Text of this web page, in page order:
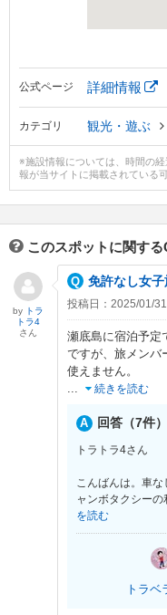
公式ページ 詳細情報
カテゴリ 観光・遊ぶ
※施設情報については、時間の
報が当サイトに掲載されている
このスポットに関する
免許なし女子
投稿日：2025/01/31
瀬底島に宿泊予定
ですが、旅メンバ
使えません。
...
続きを読む
回答（7件）
トラトラ4さん
こんばんは。車
ャンボタクシー
を読む
トラ
by トラ
トラ4
さん